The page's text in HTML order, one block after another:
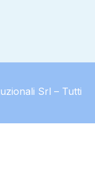
Srl – Tutti